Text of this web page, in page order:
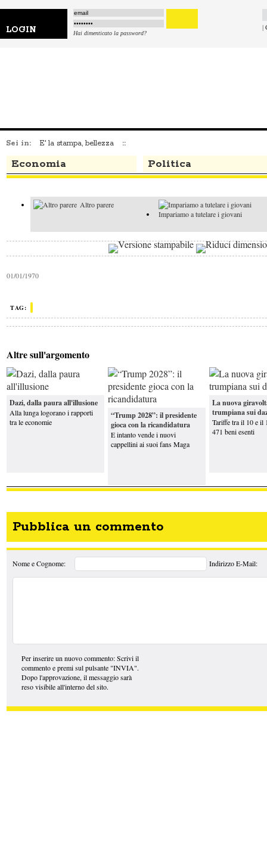
LOGIN Hai dimenticato la password?
|
Sei in: E' la stampa, bellezza ::
Economia Politica
Altro parere
Impariamo a tutelare i giovani
I faziosi e il
buon senso
Altro parere
Crosetto: “Le navi italiane restano nel Mar
Rosso, presto nuove armi a Kiev”
intervento con l'accisa mobile. Per ...
I
vantaggi (apparenti) della Cina
Altro parere
01/01/1970
TAG:
Altre sull'argomento
Dazi, dalla paura all'illusione
Alla lunga logorano i rapporti
tra le economie
“Trump 2028”: il presidente
gioca con la ricandidatura
E intanto vende i nuovi
cappellini ai suoi fans Maga
La nuova
trumpiana sui
Tariffe tra il 10 e il
471 beni esenti
Pubblica un commento
Nome e Cognome: Indirizzo E-Mail:
Per inserire un nuovo commento: Scrivi il
commento e premi sul pulsante "INVIA".
Dopo l'approvazione, il messaggio sarà
reso visibile all'interno del sito.